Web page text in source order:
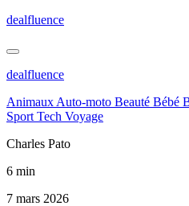
dealfluence
dealfluence
Animaux Auto-moto Beauté Bébé
Sport Tech Voyage
Charles Pato
6 min
7 mars 2026